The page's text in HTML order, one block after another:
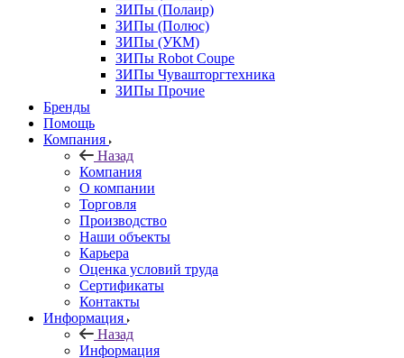
ЗИПы (Полаир)
ЗИПы (Полюс)
ЗИПы (УКМ)
ЗИПы Robot Coupe
ЗИПы Чувашторгтехника
ЗИПы Прочие
Бренды
Помощь
Компания
Назад
Компания
О компании
Торговля
Производство
Наши объекты
Карьера
Оценка условий труда
Сертификаты
Контакты
Информация
Назад
Информация